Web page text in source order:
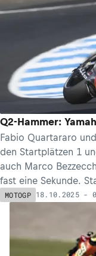
Q2-Hammer:
Fabio Quartararo
den Startplätzen 1
auch Marco
fast eine Sekunde.
MOTOGP 18.10.2025 -